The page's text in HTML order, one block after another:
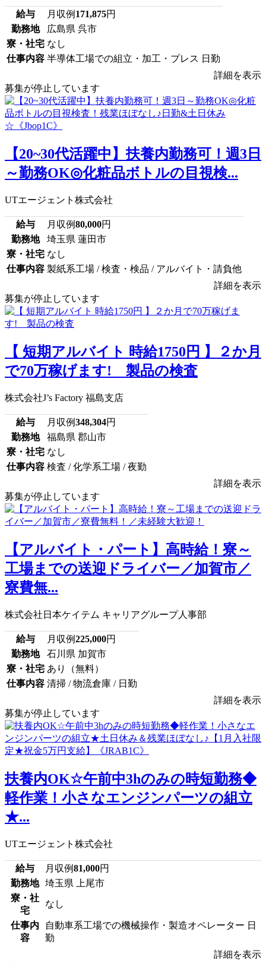
給与 月収例 171,875円
勤務地
広島県 呉市
寮・社宅 なし
仕事内容 半導体工場での組立・加工・プレス 日勤
詳細を表示
募集が停止しています
【20~30代活躍中】扶養内勤務可！週3日
～勤務OK◎化粧品ボトルの目視検...
UTエージェント株式会社
給与 月収例80,000円
勤務地
埼玉県 蓮田市
寮・社宅 なし
仕事内容 製紙系工場 / 検査・検品 / アルバイト・請負他
詳細を表示
募集が停止しています
【 短期アルバイト 時給1750円 】２か月
で70万稼げます! 製品の検査
株式会社J’s Factory 福島支店
給与 月収例348,304円
勤務地
福島県 郡山市
寮・社宅 なし
仕事内容 検査 / 化学系工場 / 夜勤
詳細を表示
募集が停止しています
【アルバイト・パート】高時給！寮～
工場までの送迎ドライバー／加賀市／
寮費無...
株式会社日本ケイテム キャリアグループ人事部
給与 月収例225,000円
勤務地
石川県 加賀市
寮・社宅 あり（無料）
仕事内容 清掃 / 物流倉庫 / 日勤
詳細を表示
募集が停止しています
扶養内OK☆午前中3hのみの時短勤務◆
軽作業！小さなエンジンパーツの組立
★...
UTエージェント株式会社
給与 月収例81,000円
勤務地
埼玉県 上尾市
寮・社
宅
なし
仕事内
容
自動車系工場での機械操作・製造オペレーター 日
勤
詳細を表示